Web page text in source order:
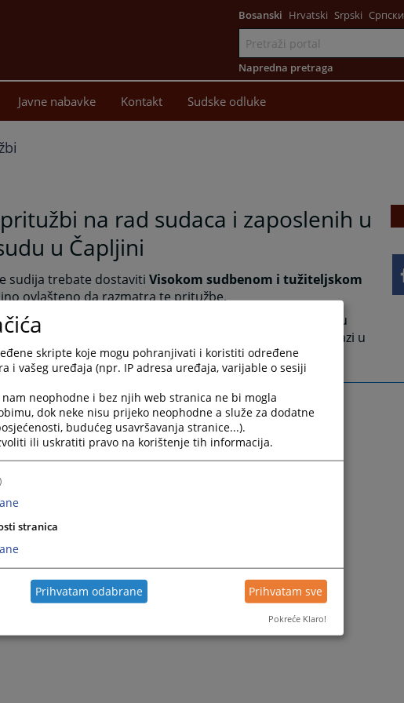
Bosanski Hrvatski Srpski Српски
Napredna pretraga
Javne nabavke Kontakt Sudske odluke
na rad sudaca i zaposlenih u
u Čapljini
sudija trebate dostaviti Visokom sudbenom i tužiteljskom
ovlašteno da razmatra te pritužbe.
i sugestije koje se odnose na rad suda i zaposlenih u
stranke mogu osobno ostaviti u sandučić koji se nalazi u
skripte koje mogu pohranjivati i koristiti određene
i vašeg uređaja (npr. IP adresa uređaja, varijable o sesiji
neophodne i bez njih web stranica ne bi mogla
dok neke nisu prijeko neophodne a služe za dodatne
budućeg usavršavanja stranice...).
ili uskratiti pravo na korištenje tih informacija.
stranica
Prihvatam odabrane Prihvatam sve
Pokreće Klaro!